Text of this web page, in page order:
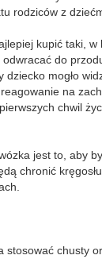
rodziców z
kupić taki, w
do
dziecko mogło
na
chwil
jest to, aby
chronić
stosować chusty